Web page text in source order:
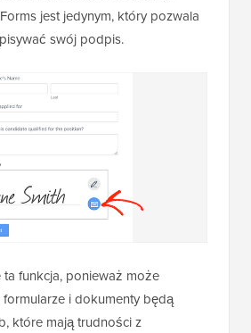
jest jedynym, który pozwala
swój podpis.
ta funkcja, ponieważ może
i dokumenty będą
które mają trudności z